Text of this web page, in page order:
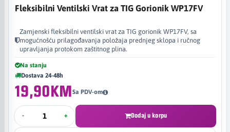
Fleksibilni Ventilski Vrat za TIG Gorionik WP17FV
Zamjenski fleksibilni ventilski vrat za TIG gorionik WP17FV, sa
mogućnošću prilagođavanja položaja prednjeg sklopa i ručnog
upravljanja protokom zaštitnog plina.
Na stanju
Dostava 24-48h
19,90KMSa PDV-om
- + Dodaj u korpu